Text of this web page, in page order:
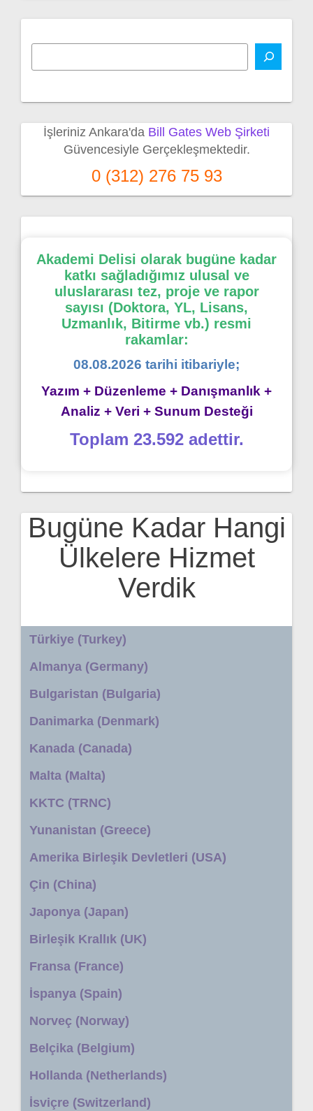
İşleriniz Ankara'da Bill Gates Web Şirketi
Güvencesiyle Gerçekleşmektedir.
0 (312) 276 75 93
Akademi Delisi olarak bugüne kadar
katkı sağladığımız ulusal ve
uluslararası tez, proje ve rapor
sayısı (Doktora, YL, Lisans,
Uzmanlık, Bitirme vb.) resmi
rakamlar:
08.08.2026 tarihi itibariyle;
Yazım + Düzenleme + Danışmanlık +
Analiz + Veri + Sunum Desteği
Toplam 23.592 adettir.
Bugüne Kadar Hangi
Ülkelere Hizmet
Verdik
Türkiye (Turkey)
Almanya (Germany)
Bulgaristan (Bulgaria)
Danimarka (Denmark)
Kanada (Canada)
Malta (Malta)
KKTC (TRNC)
Yunanistan (Greece)
Amerika Birleşik Devletleri (USA)
Çin (China)
Japonya (Japan)
Birleşik Krallık (UK)
Fransa (France)
İspanya (Spain)
Norveç (Norway)
Belçika (Belgium)
Hollanda (Netherlands)
İsviçre (Switzerland)